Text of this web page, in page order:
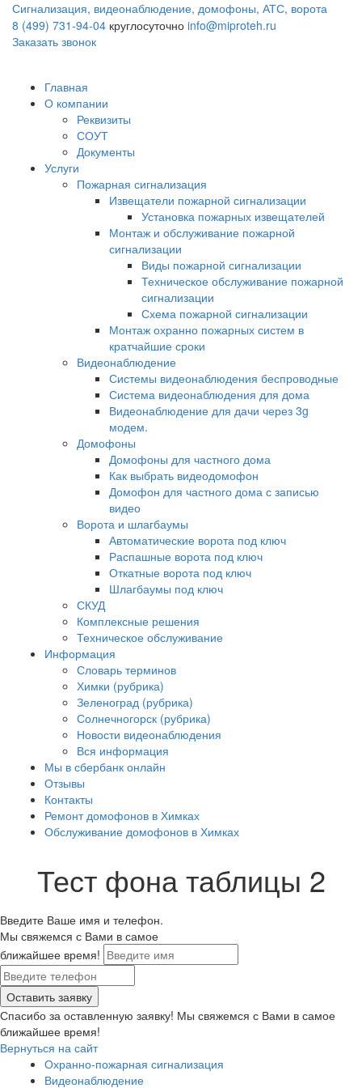
Сигнализация, видеонаблюдение, домофоны, АТС, ворота
8 (499) 731-94-04 круглосуточно info@miproteh.ru
Заказать звонок
Главная
О компании
Реквизиты
СОУТ
Документы
Услуги
Пожарная сигнализация
Извещатели пожарной сигнализации
Установка пожарных извещателей
Монтаж и обслуживание пожарной
сигнализации
Виды пожарной сигнализации
Техническое обслуживание пожарной
сигнализации
Схема пожарной сигнализации
Монтаж охранно пожарных систем в
кратчайшие сроки
Видеонаблюдение
Системы видеонаблюдения беспроводные
Система видеонаблюдения для дома
Видеонаблюдение для дачи через 3g
модем.
Домофоны
Домофоны для частного дома
Как выбрать видеодомофон
Домофон для частного дома с записью
видео
Ворота и шлагбаумы
Автоматические ворота под ключ
Распашные ворота под ключ
Откатные ворота под ключ
Шлагбаумы под ключ
СКУД
Комплексные решения
Техническое обслуживание
Информация
Словарь терминов
Химки (рубрика)
Зеленоград (рубрика)
Солнечногорск (рубрика)
Новости видеонаблюдения
Вся информация
Мы в сбербанк онлайн
Отзывы
Контакты
Ремонт домофонов в Химках
Обслуживание домофонов в Химках
Тест фона таблицы 2
Введите Ваше имя и телефон.
Мы свяжемся с Вами в самое
ближайшее время!
Спасибо за оставленную заявку! Мы свяжемся с Вами в самое
ближайшее время!
Вернуться на сайт
Охранно-пожарная сигнализация
Видеонаблюдение